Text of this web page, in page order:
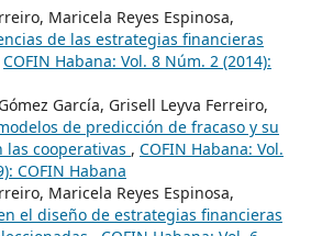
Maricela Reyes Espinosa,
de las estrategias financieras
COFIN Habana: Vol. 8 Núm. 2 (2014):
García, Grisell Leyva Ferreiro,
de predicción de fracaso y su
cooperativas , COFIN Habana: Vol.
COFIN Habana
Maricela Reyes Espinosa,
el diseño de estrategias financieras